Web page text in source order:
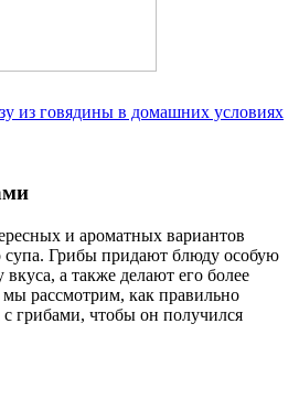
из говядины в домашних условиях
и ароматных вариантов
супа. Грибы придают блюду особую
а также делают его более
рассмотрим, как правильно
с грибами, чтобы он получился